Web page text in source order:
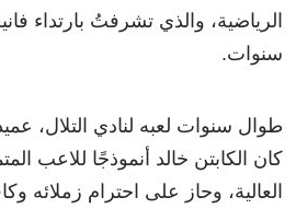
سنوات.
طوال سنوات لعبه لنادي التلال، عميد
كان الكابتن خالد أنموذجًا للاعب
العالية، وحاز على احترام زملائه